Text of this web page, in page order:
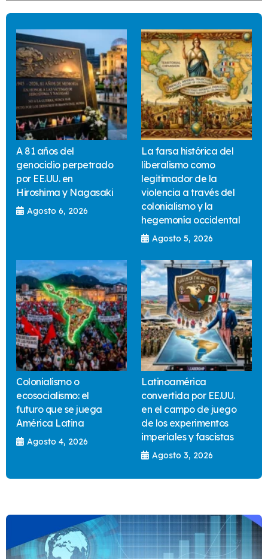
A 81 años del
genocidio perpetrado
por EE.UU. en
Hiroshima y Nagasaki
Agosto 6, 2026
La farsa histórica del
liberalismo como
legitimador de la
violencia a través del
colonialismo y la
hegemonía occidental
Agosto 5, 2026
Colonialismo o
ecosocialismo: el
futuro que se juega
América Latina
Agosto 4, 2026
Latinoamérica
convertida por EE.UU.
en el campo de juego
de los experimentos
imperiales y fascistas
Agosto 3, 2026